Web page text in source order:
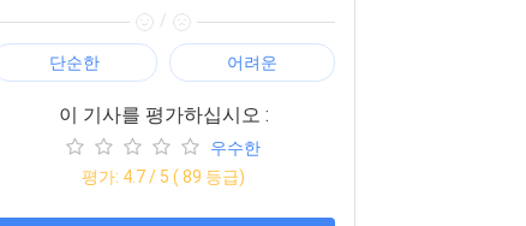
/
단순한 어려운
이 기사를 평가하십시오 :
우수한
평가: 4.7/ 5 (89 등급)